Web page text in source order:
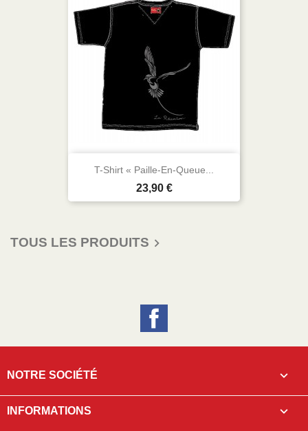
T-Shirt « Paille-En-Queue...
Prix
23,90 €
TOUS LES PRODUITS 
NOTRE SOCIÉTÉ 
INFORMATIONS 